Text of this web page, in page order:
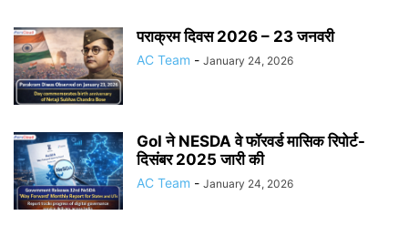
पराक्रम दिवस 2026 – 23 जनवरी
AC Team - January 24, 2026
GoI ने NESDA वे फॉरवर्ड मासिक रिपोर्ट-
दिसंबर 2025 जारी की
AC Team - January 24, 2026